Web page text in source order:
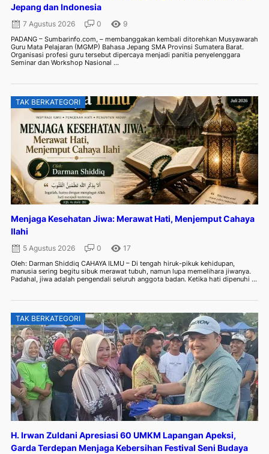
Jepang dan Indonesia
7 Agustus 2026 0 9
PADANG – Sumbarinfo.com, – membanggakan kembali ditorehkan Musyawarah
Guru Mata Pelajaran (MGMP) Bahasa Jepang SMA Provinsi Sumatera Barat.
Organisasi profesi guru tersebut dipercaya menjadi panitia penyelenggara
Seminar dan Workshop Nasional ...
TAK BERKATEGORI
Menjaga Kesehatan Jiwa: Merawat Hati, Menjemput Cahaya
Ilahi
5 Agustus 2026 0 17
Oleh: Darman Shiddiq CAHAYA ILMU – Di tengah hiruk-pikuk kehidupan,
manusia sering begitu sibuk merawat tubuh, namun lupa memelihara jiwanya.
Padahal, jiwa adalah pengendali seluruh anggota badan. Ketika hati dipenuhi ...
TAK BERKATEGORI
H. Irwan Zuldani Apresiasi 60 UMKM Lapangan Apeksi,
Garda Terdepan Menjaga Kebersihan Festival Seni Budaya